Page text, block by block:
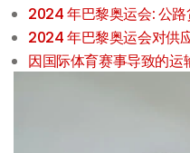
2024 年巴黎奥运会: 公
2024 年巴黎奥运会对供
因国际体育赛事导致的运